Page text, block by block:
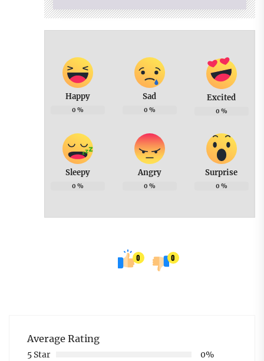
Happy
0 %
Sad
0 %
Excited
0 %
Sleepy
0 %
Angry
0 %
Surprise
0 %
0 0
Average Rating
5 Star
0%